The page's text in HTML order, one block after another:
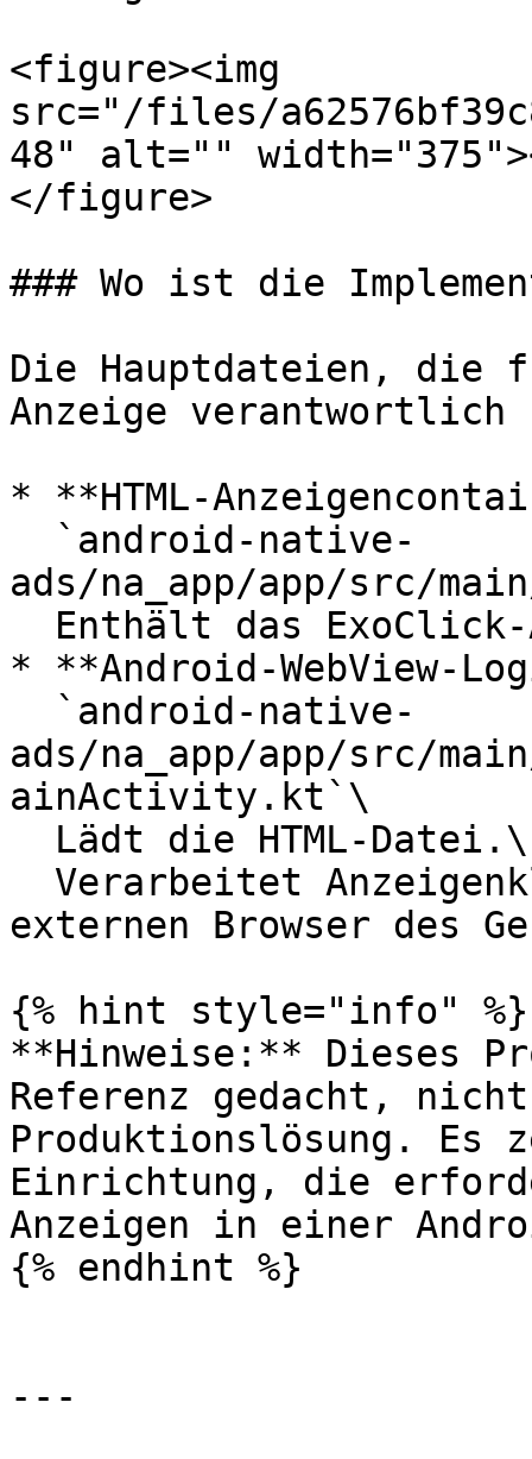
<figure><img
src="/files/
48" alt=""
</figure>
### Wo ist die
Die Hauptdateien, die
Anzeige
* **HTML-
ads/na_app/app/src/
* **Android-WebView-
ads/na_app/app/src/
ainActivity.kt`\
externen Browser des
{% hint style="info" %}
**Hinweise:** Dieses
Referenz gedacht,
Produktionslösung. Es
Einrichtung, die
Anzeigen in einer
{% endhint %}
---